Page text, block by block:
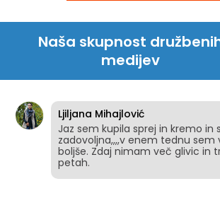
Naša skupnost
medijev
Ljiljana Mihajlović
Jaz sem kupila sprej in kremo in
zadovoljna,,,,v enem tednu sem
boljše. Zdaj nimam več glivic in
petah.